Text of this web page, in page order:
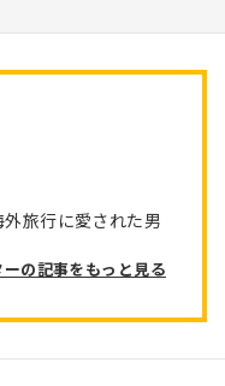
旅行に愛された男
ーの記事をもっと見る